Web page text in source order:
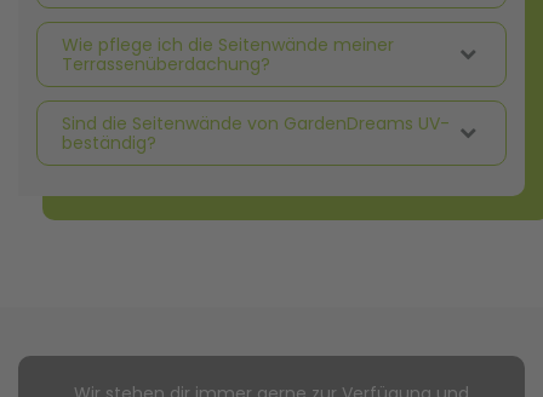
Wie pflege ich die Seitenwände meiner
Terrassenüberdachung?
Sind die Seitenwände von GardenDreams UV-
beständig?